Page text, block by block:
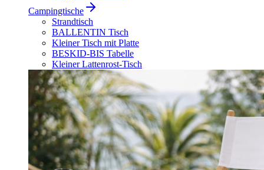
Campingtische
Strandtisch
BALLENTIN Tisch
Kleiner Tisch mit Platte
BESKID-BIS Tabelle
Kleiner Lattenrost-Tisch